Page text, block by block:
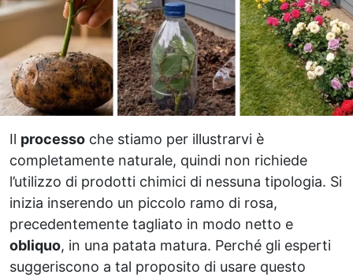
Il processo che stiamo per illustrarvi è
completamente naturale, quindi non richiede
l’utilizzo di prodotti chimici di nessuna tipologia. Si
inizia inserendo un piccolo ramo di rosa,
precedentemente tagliato in modo netto e
obliquo, in una patata matura. Perché gli esperti
suggeriscono a tal proposito di usare questo